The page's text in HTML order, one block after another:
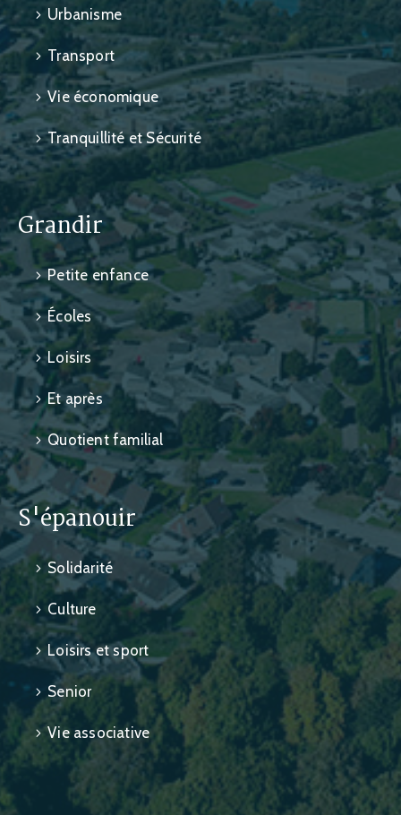
Urbanisme
Transport
Vie économique
Tranquillité et Sécurité
Grandir
Petite enfance
Écoles
Loisirs
Et après
Quotient familial
S'épanouir
Solidarité
Culture
Loisirs et sport
Senior
Vie associative